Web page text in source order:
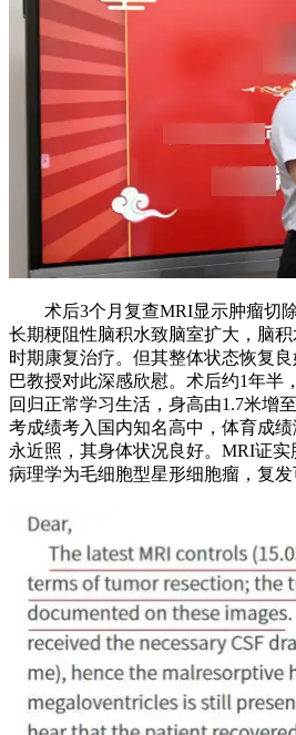
术后3个月复查MRI显示肿瘤切除
长期梗阻性脑积水致脑室扩大，脑
时期康复治疗。但其整体状态恢复良
巴教授对此深感欣慰。术后约1年半
回归正常学习生活，身高由1.7米增
考成绩考入国内知名高中，体育成
永近照，其身体状况良好。MRI证实
病理学为毛细胞型星形细胞瘤，复发